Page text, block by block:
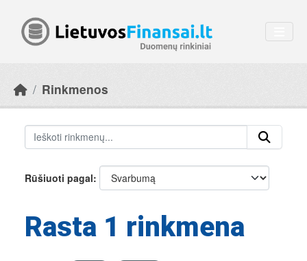
Rinkmenos
Rūšiuoti pagal
Rasta 1 rinkmena